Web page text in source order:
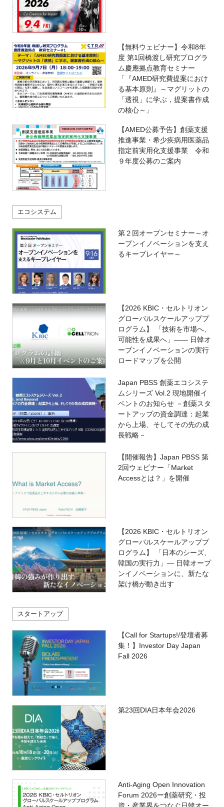
【無料ウェビナー】令和8年
度 第1回橋渡し研究プログラ
ム慶應拠点教育セミナー
「『AMED研究費提案におけ
る基本原則』～マグリットの
「透視」に学ぶ，提案書作成
の核心～」
【AMED公募予告】創薬支援
推進事業・希少疾病用医薬品
指定前実用化支援事業 令和
９年度公募のご案内
エコシステム
第２回オープンセミナー～オ
ープンイノベーションを支え
るキープレイヤー～
【2026 KBIC・セルトリオン
グローバルスケールアッププ
ログラム】 「技術を市場へ、
可能性を成果へ」―― 日韓オ
ープンイノベーションの実行
ロードマップを公開
Japan PBSS 創薬エコシステ
ムシリーズ Vol.2 現地開催イ
ベントのお知らせ －創薬スタ
ートアップの資金調達：起業
から上場、そしてその先の成
長戦略－
【開催報告】Japan PBSS 第
2回ウェビナー「Market
Accessとは？」を開催
【2026 KBIC・セルトリオン
グローバルスケールアッププ
ログラム】 「日本のシーズ、
韓国の実行力」― 日韓オープ
ンイノベーションに、新たな
架け橋が動き出す
スタートアップ
【Call for Startups!/登壇者募
集！】Investor Day Japan
Fall 2026
第23回DIA日本年会2026
Anti-Aging Open Innovation
Forum 2026ー創薬研究・投